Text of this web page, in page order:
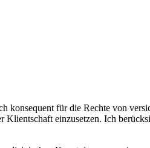
konsequent für die Rechte von
Klientschaft einzusetzen. Ich